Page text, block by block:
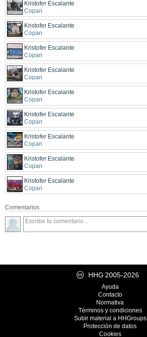
Kristofer Escalante
Copan
Kristofer Escalante
Copan
Kristofer Escalante
Copan
Kristofer Escalante
Copan
Kristofer Escalante
Copan
Kristofer Escalante
Copan
Kristofer Escalante
Copan
Kristofer Escalante
Copan
Kristofer Escalante
Copan
Comentarios
HHG 2005-2026
Ayuda
Contacto
Normativa
Términos y condiciones
Subir material a HHGroups
Protección de datos
Cookies